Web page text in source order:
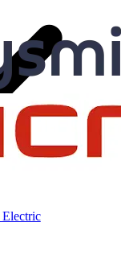
Electric